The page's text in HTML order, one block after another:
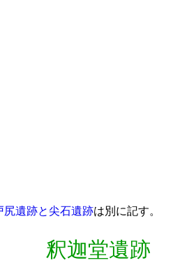
尻遺跡と尖石遺跡は別に記す。
釈迦堂遺跡